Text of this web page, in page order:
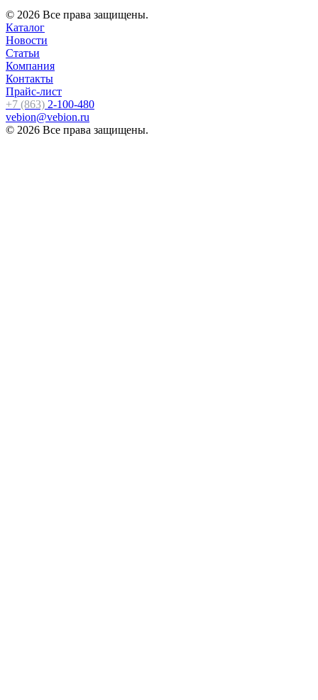
© 2026 Все права защищены.
Каталог
Новости
Статьи
Компания
Контакты
Прайс-лист
+7 (863) 2-100-480
vebion@vebion.ru
© 2026 Все права защищены.